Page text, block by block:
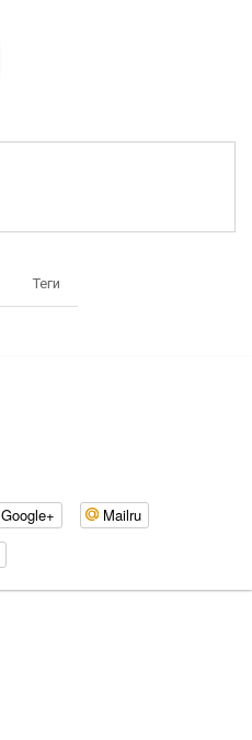
Теги
Google+
Mailru